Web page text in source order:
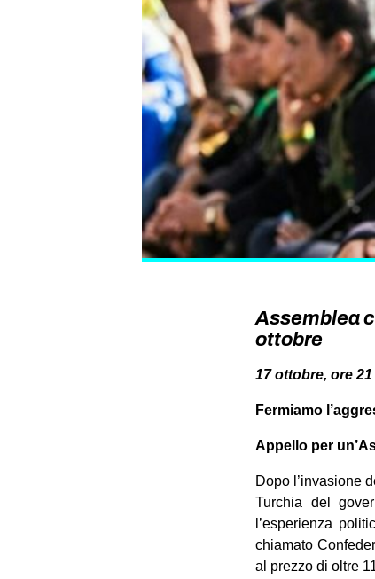
Assemblea
ottobre
17 ottobre, ore
Fermiamo
Appello per
Dopo l’invasione
Turchia del
l’esperienza
chiamato
al prezzo di oltre